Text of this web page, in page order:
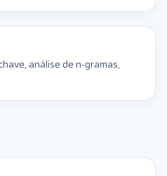
análise de n-gramas,